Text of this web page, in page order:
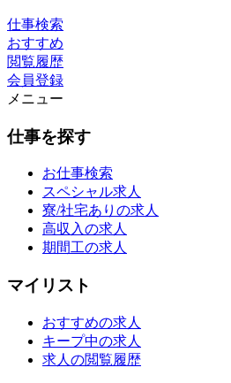
仕事検索
おすすめ
閲覧履歴
会員登録
メニュー
仕事を探す
お仕事検索
スペシャル求人
寮/社宅ありの求人
高収入の求人
期間工の求人
マイリスト
おすすめの求人
キープ中の求人
求人の閲覧履歴